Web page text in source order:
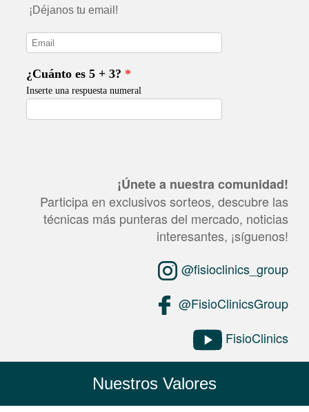
¡Únete a nuestra comunidad!
Participa en exclusivos sorteos, descubre las
técnicas más punteras del mercado, noticias
interesantes, ¡síguenos!
@fisioclinics_group
@FisioClinicsGroup
FisioClinics
Nuestros Valores